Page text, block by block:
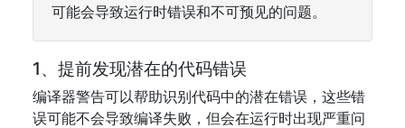
可能会导致运行时错误和不可预见的问题。
1、提前发现潜在的代码错误
编译器警告可以帮助识别代码中的潜在错误，这些错
误可能不会导致编译失败，但会在运行时出现严重问